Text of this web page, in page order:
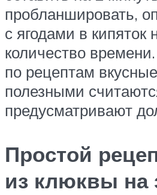
пробланшировать,
с ягодами в кипяток
количество
по рецептам
полезными
предусматривают
Простой
из клюквы на